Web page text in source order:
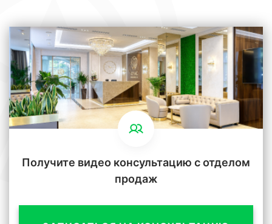
Получите видео консультацию с отделом
продаж